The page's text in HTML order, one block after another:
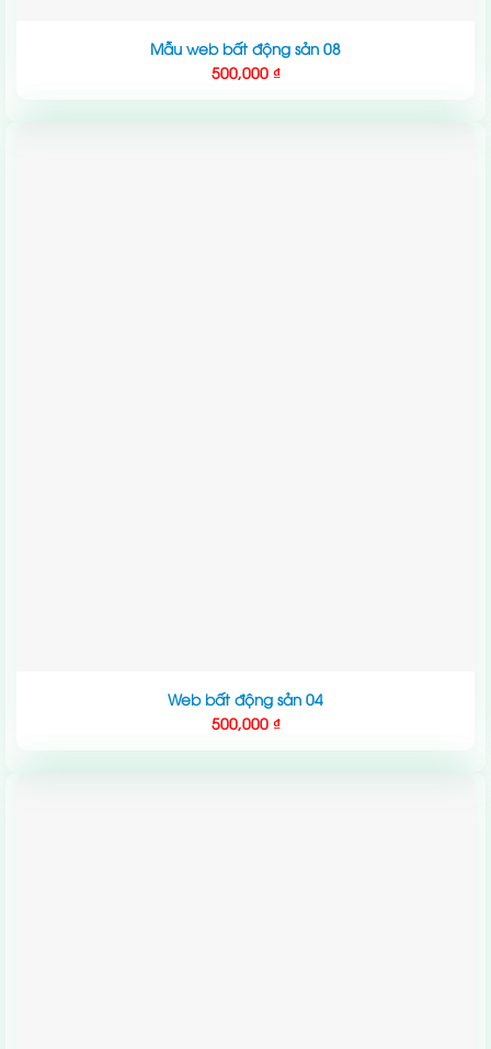
Mẫu web bất động sản 08
500,000 ₫
Web bất động sản 04
500,000 ₫